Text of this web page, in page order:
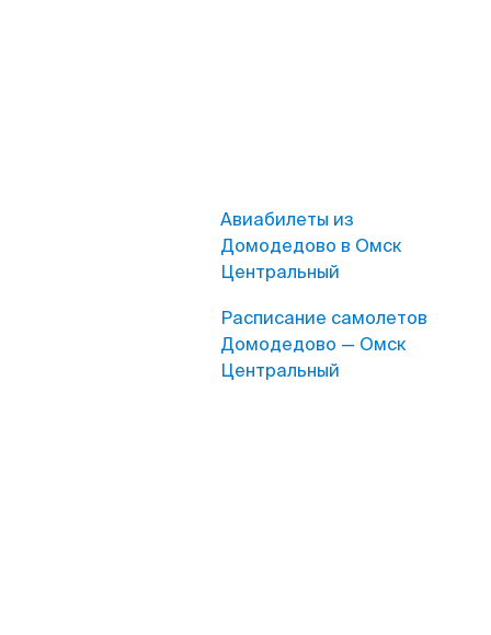
Авиабилеты из
Домодедово в Омск
Центральный
Расписание самолетов
Домодедово — Омск
Центральный